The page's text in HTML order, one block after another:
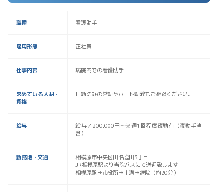
職種 看護助手
雇用形態 正社員
仕事内容 病院内での看護助手
求めている人材・
資格
日勤のみの常勤やパート勤務もご相談ください。
給与
給与／200,000円〜※週1回程度夜勤有（夜勤手当
含）
勤務地・交通
相模原市中央区田名塩田3丁目
JR相模原駅より当院バスにて送迎致します
相模原駅→市役所→上溝→病院（約20分）